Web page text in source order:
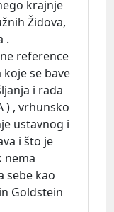
krajnje
Židova,
.
reference
se bave
i rada
) , vrhunsko
ustavnog i
i što je
nema
sebe kao
Goldstein